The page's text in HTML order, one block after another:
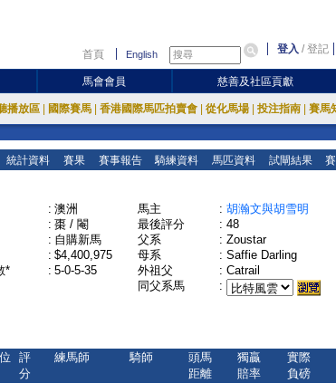
首頁 English 登入 /登記
馬會會員 慈善及社區貢獻
播放區 國際賽馬 香港國際馬匹拍賣會 從化馬場 投注指南 賽馬
統計資料 賽果 賽事報告 騎練資料 馬匹資料 試閘結果
: 澳洲
: 棗 / 閹
: 自購新馬
: $4,400,975
*
: 5-0-5-35
馬主 : 胡瀚文與胡雪明
最後評分
: 48
父系
: Zoustar
母系
: Saffie Darling
外祖父
: Catrail
同父系馬
:
評
分
練馬師 騎師
頭馬
距離
獨贏
賠率
實際
負磅